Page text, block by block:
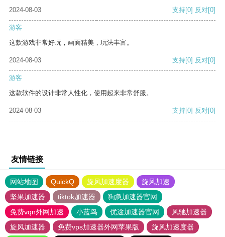
2024-08-03
支持[0] 反对[0]
游客
这款游戏非常好玩，画面精美，玩法丰富。
2024-08-03 支持[0] 反对[0]
游客
这款软件的设计非常人性化，使用起来非常舒服。
2024-08-03 支持[0] 反对[0]
友情链接
网站地图 QuickQ 旋风加速度器
旋风加速
坚果加速器
tiktok加速器
狗急加速器官网
免费vqn外网加速
小蓝鸟 优途加速器官网
风驰加速器
旋风加速器
免费vps加速器外网苹果版
旋风加速度器